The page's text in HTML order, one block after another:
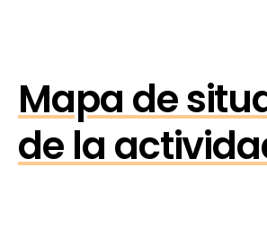
Mapa de
de la